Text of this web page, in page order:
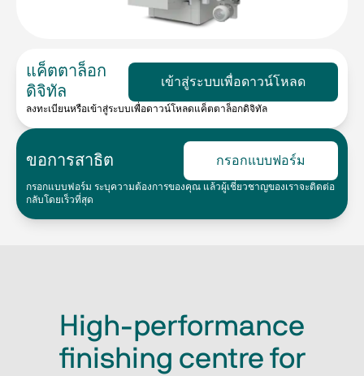
แค็ตตาล็อก
ดิจิทัล
เข้าสู่ระบบเพื่อดาวน์โหลด
ลงทะเบียนหรือเข้าสู่ระบบเพื่อดาวน์โหลดแค็ตตาล็อกดิจิทัล
ขอการสาธิต กรอกแบบฟอร์ม
กรอกแบบฟอร์ม ระบุความต้องการของคุณ แล้วผู้เชี่ยวชาญของเราจะติดต่อ
กลับโดยเร็วที่สุด
High-performance
finishing centre for